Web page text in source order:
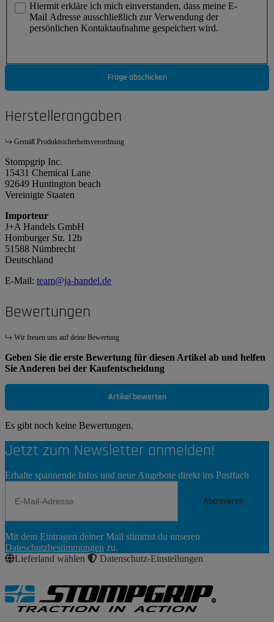
Hiermit erkläre ich mich einverstanden, dass meine E-
Mail Adresse ausschließlich zur Verwendung der
persönlichen Kontaktaufnahme gespeichert wird.
Frage abschicken
Herstellerangaben
Gemäß Produktsicherheitsverordnung
Stompgrip Inc.
15431 Chemical Lane
92649 Huntington beach
Vereinigte Staaten
Importeur
J+A Handels GmbH
Homburger Str. 12b
51588 Nümbrecht
Deutschland
E-Mail: team@ja-handel.de
Bewertungen
Wir freuen uns auf deine Bewertung
Geben Sie die erste Bewertung für diesen Artikel ab und helfen
Sie Anderen bei der Kaufentscheidung
Artikel bewerten
Es gibt noch keine Bewertungen.
Jetzt zum Newsletter anmelden!
Erhalte spannende Infos und neue Angebote direkt ins Postfach
Abonnieren
Abonnieren
Mit dem Eintragen deiner Mail stimmst du unseren
Dateschutzbestimmungen zu.
Lieferland wählen
Datenschutz-Einstellungen